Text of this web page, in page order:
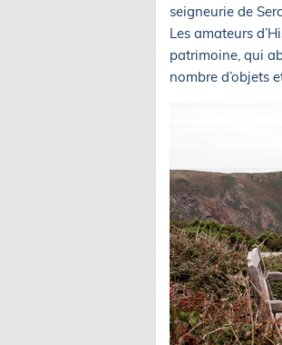
seigneurie de
Les amateurs
patrimoine, qui
nombre d’objets